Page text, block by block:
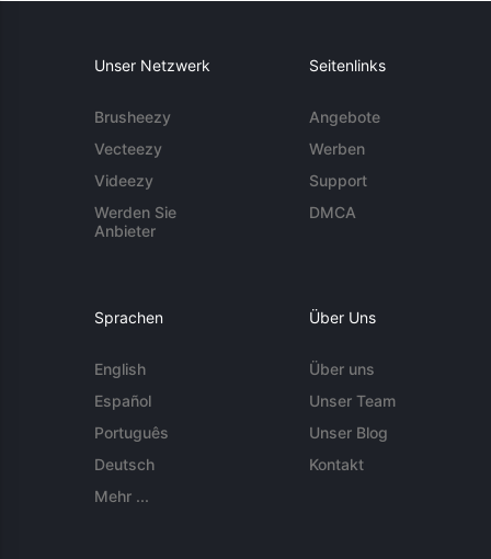
Unser Netzwerk
Brusheezy
Vecteezy
Videezy
Werden Sie
Anbieter
Seitenlinks
Angebote
Werben
Support
DMCA
Sprachen
English
Español
Português
Deutsch
Mehr ...
Über Uns
Über uns
Unser Team
Unser Blog
Kontakt